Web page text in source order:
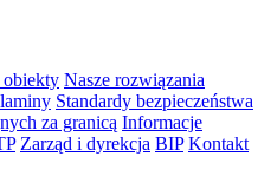
obiekty Nasze rozwiązania
Standardy bezpieczeństwa
za granicą Informacje
Zarząd i dyrekcja BIP Kontakt